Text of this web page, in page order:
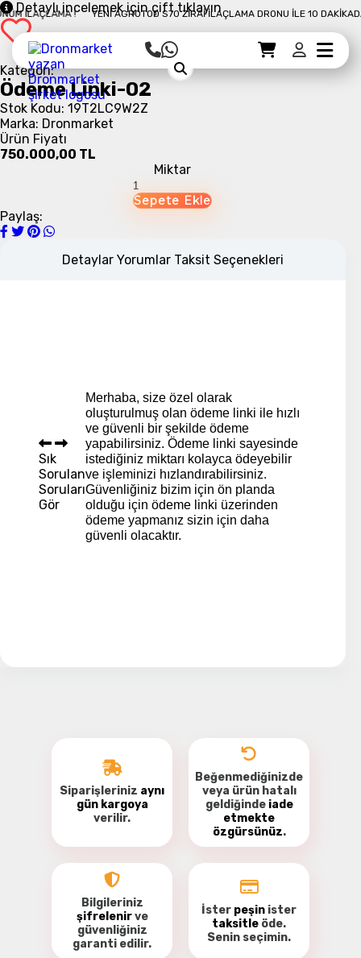
İLAÇLAMA ! YENI AGROTOD S70 ZIRAI İLAÇLAMA DRONU İLE 10 DAKIKADA
Sepet
Sepet Detayı Ödemeye Geç
Detaylı incelemek için çift tıklayın
Kategori:
Ödeme Linki-02
Stok Kodu: 19T2LC9W2Z
Marka: Dronmarket
Ürün Fiyatı
750.000,00 TL
Miktar
Paylaş:
Detaylar Yorumlar Taksit Seçenekleri
Sık
Sorulan
Soruları
Gör
Merhaba, size özel olarak
oluşturulmuş olan ödeme linki ile hızlı
ve güvenli bir şekilde ödeme
yapabilirsiniz. Ödeme linki sayesinde
istediğiniz miktarı kolayca ödeyebilir
ve işleminizi hızlandırabilirsiniz.
Güvenliğiniz bizim için ön planda
olduğu için ödeme linki üzerinden
ödeme yapmanız sizin için daha
güvenli olacaktır.
Yorum Yaz
Siparişleriniz aynı
gün kargoya
verilir.
Beğenmediğinizde
veya ürün hatalı
geldiğinde iade
etmekte
özgürsünüz.
Bilgileriniz
şifrelenirve
güvenliğiniz
garanti edilir.
İster peşin ister
taksitle öde.
Senin seçimin.